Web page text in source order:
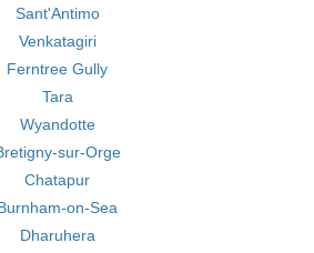
Sant'Antimo
Venkatagiri
Ferntree Gully
Tara
Wyandotte
sur-Orge
Chatapur
on-Sea
Dharuhera